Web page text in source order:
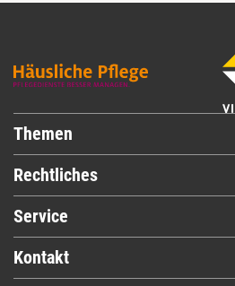
Themen
Rechtliches
Service
Kontakt